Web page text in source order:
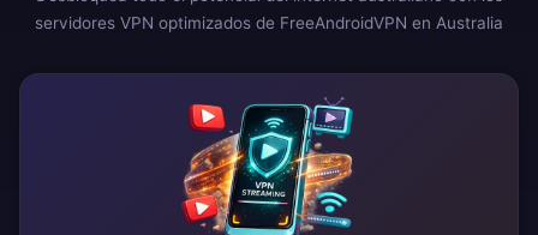
servidores VPN optimizados de FreeAndroidVPN en Australia